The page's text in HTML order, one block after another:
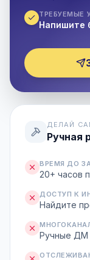
ТРЕБУЕМЫЕ
Напишите
ДЕЛАЙ
Ручная
ВРЕМЯ ДО
20+ часов
ДОСТУП К
Найдите
Ручные ДМ